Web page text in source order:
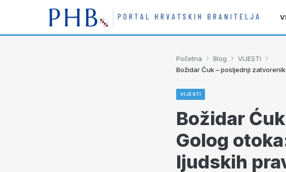
Početna › Blog › VIJESTI ›
Božidar Ćuk – posljednji
VIJESTI
Božidar
Golog
ljudskih